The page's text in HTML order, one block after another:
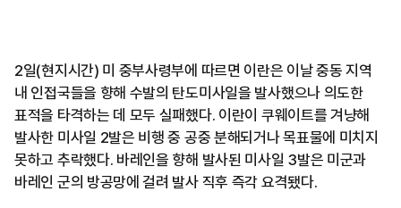
2일(현지시간) 미 중부사령부에 따르면 이란은 이날 중동 지역
내 인접국들을 향해 수발의 탄도미사일을 발사했으나 의도한
표적을 타격하는 데 모두 실패했다. 이란이 쿠웨이트를 겨냥해
발사한 미사일 2발은 비행 중 공중 분해되거나 목표물에 미치지
못하고 추락했다. 바레인을 향해 발사된 미사일 3발은 미군과
바레인 군의 방공망에 걸려 발사 직후 즉각 요격됐다.